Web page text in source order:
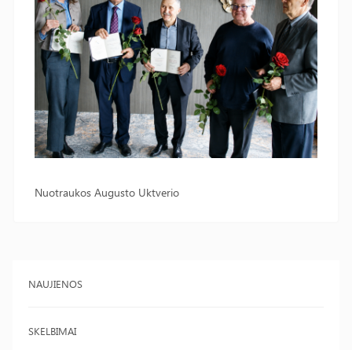
NAUJIENOS
SKELBIMAI
Nuotraukos Augusto Uktverio